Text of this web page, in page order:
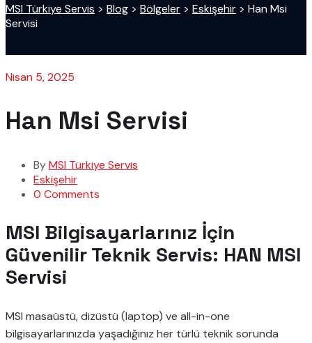
MSI Türkiye Servis > Blog > Bölgeler > Eskişehir > Han Msi
Servisi
Nisan 5, 2025
Han Msi Servisi
ByMSI Türkiye Servis
Eskişehir
0 Comments
MSI Bilgisayarlarınız İçin
Güvenilir Teknik Servis: HAN MSI
Servisi
MSI masaüstü, dizüstü (laptop) ve all-in-one
bilgisayarlarınızda yaşadığınız her türlü teknik sorunda